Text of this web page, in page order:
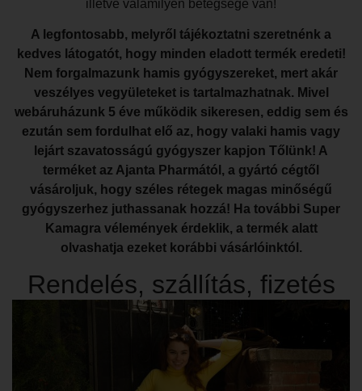
illetve valamilyen betegsége van!
A legfontosabb, melyről tájékoztatni szeretnénk a
kedves látogatót, hogy minden eladott termék eredeti!
Nem forgalmazunk hamis gyógyszereket, mert akár
veszélyes vegyületeket is tartalmazhatnak. Mivel
webáruházunk 5 éve működik sikeresen, eddig sem és
ezután sem fordulhat elő az, hogy valaki hamis vagy
lejárt szavatosságú gyógyszer kapjon Tőlünk! A
terméket az Ajanta Pharmától, a gyártó cégtől
vásároljuk, hogy széles rétegek magas minőségű
gyógyszerhez juthassanak hozzá! Ha további Super
Kamagra vélemények érdeklik, a termék alatt
olvashatja ezeket korábbi vásárlóinktól.
Rendelés, szállítás, fizetés